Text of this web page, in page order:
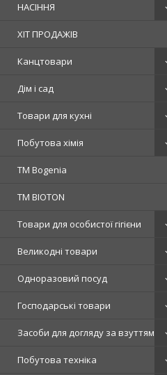
НАСІННЯ
ХІТ ПРОДАЖІВ
Канцтовари
Дім і сад
Товари для кухні
Побутова хімія
ТМ Bogenia
ТМ BIOTON
Товари для особистої гігієни
Великодні товари
Одноразовий посуд
Господарські товари
Засоби для догляду за взуттям
Побутова техніка